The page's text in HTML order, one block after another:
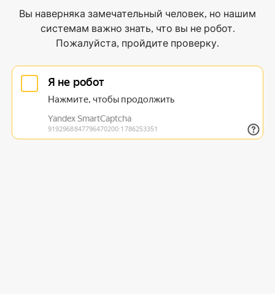
Вы наверняка замечательный человек, но нашим
системам важно знать, что вы не робот.
Пожалуйста, пройдите проверку.